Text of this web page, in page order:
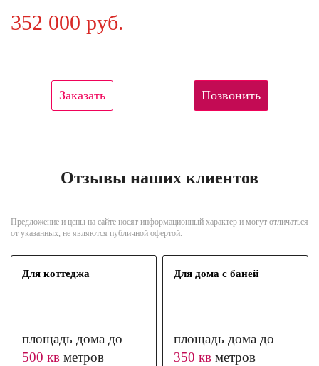
352 000 руб.
Заказать Позвонить
Отзывы наших клиентов
Предложение и цены на сайте носят информационный характер и могут отличаться
от указанных, не являются публичной офертой.
Для коттеджа
площадь дома до
500 кв метров
Для дома с баней
площадь дома до
350 кв метров